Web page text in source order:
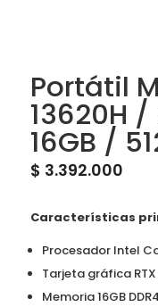
Portátil
13620H
16GB /
$ 3.392.000
Características
Procesador Intel
Tarjeta gráfica
Memoria 16GB